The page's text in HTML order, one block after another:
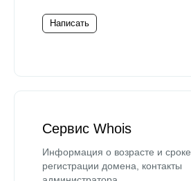
Написать
Сервис Whois
Информация о возрасте и сроке
регистрации домена, контакты